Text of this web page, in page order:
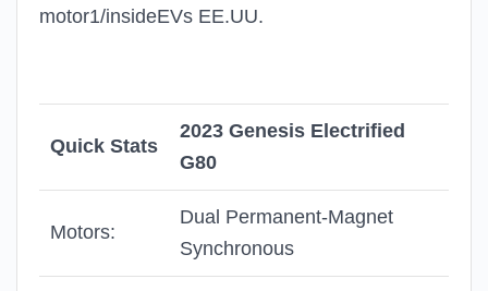
motor1/insideEVs EE.UU.
Quick Stats
2023 Genesis Electrified
G80
Motors:
Dual Permanent-Magnet
Synchronous